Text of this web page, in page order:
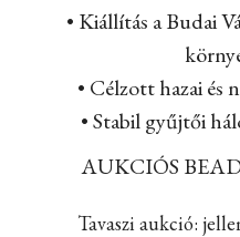
• Kiállítás a Budai
• Célzott hazai és
• Stabil gyűjtői
AUKCIÓS
Tavaszi aukció: